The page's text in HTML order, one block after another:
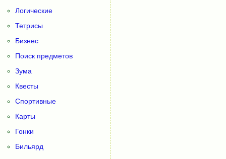
Логические
Тетрисы
Бизнес
Поиск предметов
Зума
Квесты
Спортивные
Карты
Гонки
Бильярд